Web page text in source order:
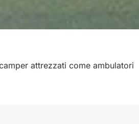
attrezzati come ambulatori